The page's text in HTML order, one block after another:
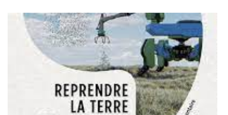
LIRE LA SUITE